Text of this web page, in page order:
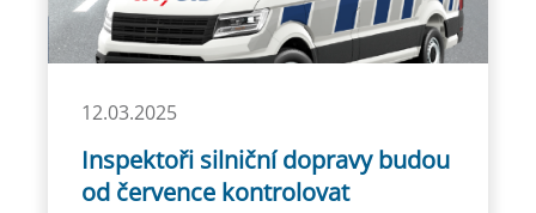
12.03.2025
Inspektoři silniční dopravy budou
od července kontrolovat